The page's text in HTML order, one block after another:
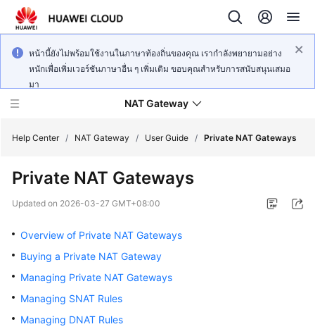
หน้านี้ยังไม่พร้อมใช้งานในภาษาท้องถิ่นของคุณ เรากำลังพยายามอย่าง
หนักเพื่อเพิ่มเวอร์ชันภาษาอื่น ๆ เพิ่มเติม ขอบคุณสำหรับการสนับสนุนเสมอ
มา
NAT Gateway
What's
New
Service
Billing
Started
Help Center / NAT Gateway / User Guide / Private NAT Gateways
Private NAT Gateways
Updated on 2026-03-27 GMT+08:00
Overview of Private NAT Gateways
Buying a Private NAT Gateway
Managing Private NAT Gateways
Managing SNAT Rules
Managing DNAT Rules